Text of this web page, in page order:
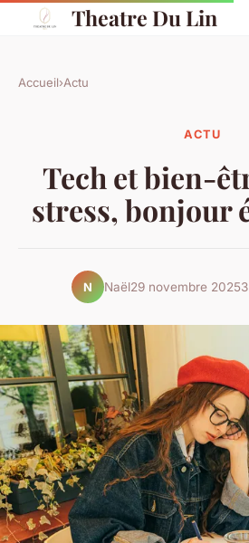
Theatre Du Lin
Accueil›Actu
ACTU
Tech et bien-
stress, bonjour
N Naël29 novembre 2025